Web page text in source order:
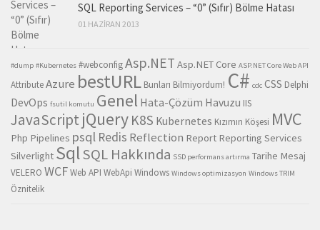
SQL Reporting Services – “0” (Sıfır) Bölme Hatası
01 HAZIRAN 2013
#dump #Kubernetes #webconfigAsp.NET Asp.NET Core ASP.NET Core Web API
AttributeAzure bestURL Bunları Bilmiyordum! C# cdc CSS Delphi
DevOps fsutil komutu Genel Hata-Çözüm Havuzu IIS
JavaScript jQuery K8S Kubernetes Kızımın Köşesi MVC
Php Pipelines psql Redis Reflection Report Reporting Services
Silverlight SqlSQL Hakkında SSD performans artırma Tarihe Mesaj
VELERO WCFWeb API WebApi Windows Windows optimizasyon Windows TRIM
Öznitelik